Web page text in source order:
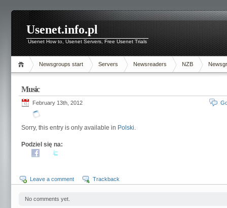
Usenet.info.pl
Usenet How to, Usenet Servers, Free Usenet Trials
Newsgroups start Servers Newsreaders NZB
Music
February 13th, 2012
Sorry, this entry is only available in Polski.
Podziel się na:
Leave a comment Trackback
No comments yet.